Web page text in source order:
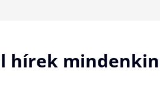
hírek